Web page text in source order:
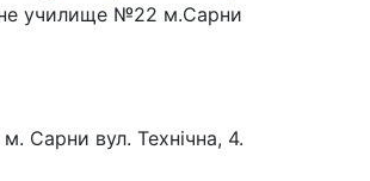
училище №22 м.Сарни
Сарни вул. Технічна, 4.